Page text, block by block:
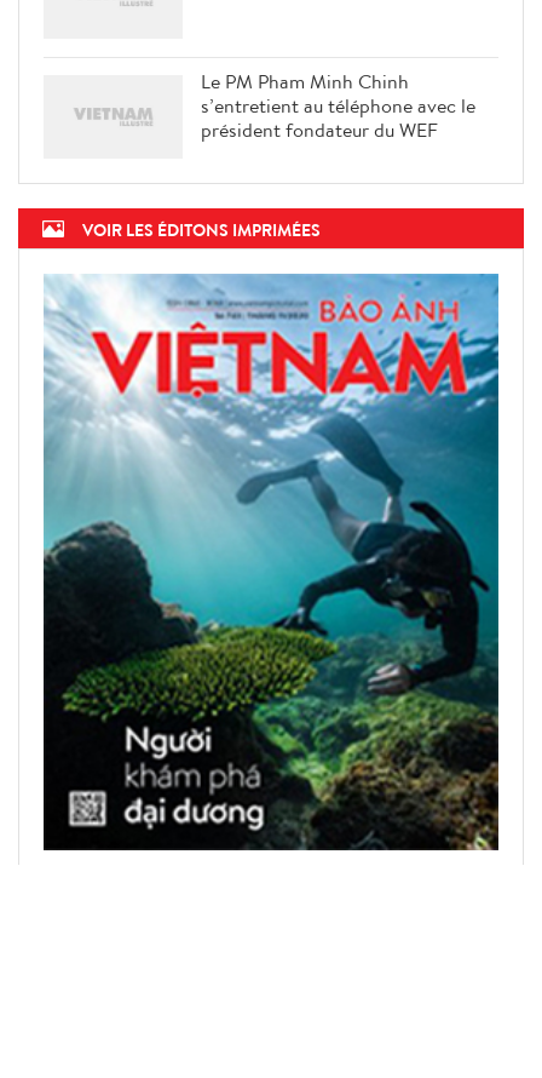
Le PM Pham Minh Chinh
s’entretient au téléphone avec le
président fondateur du WEF
VOIR LES ÉDITONS IMPRIMÉES